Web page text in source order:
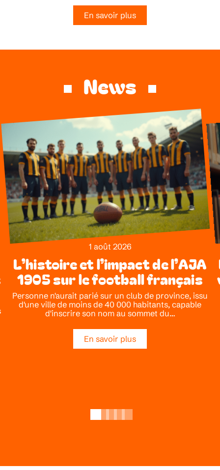
En savoir plus
News
1 août 2026
L’histoire et l’impact de l’AJA
1905 sur le football français
Personne n'aurait parié sur un club de province, issu
d'une ville de moins de 40 000 habitants, capable
d'inscrire son nom au sommet du…
En savoir plus